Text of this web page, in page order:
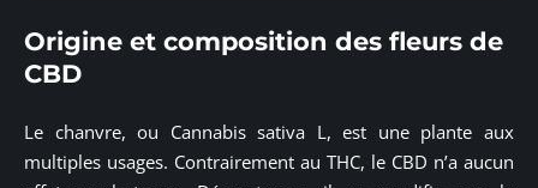
Origine et composition des fleurs de
CBD
Le chanvre, ou Cannabis sativa L, est une plante aux
multiples usages. Contrairement au THC, le CBD n’a aucun